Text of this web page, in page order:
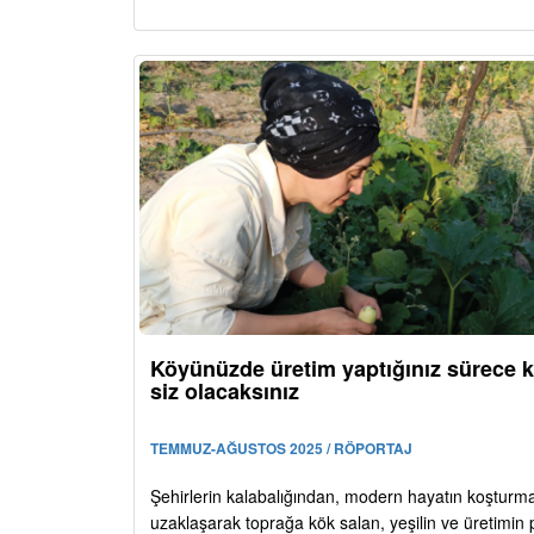
Köyünüzde üretim yaptığınız sürece
siz olacaksınız
TEMMUZ-AĞUSTOS 2025 / RÖPORTAJ
Şehirlerin kalabalığından, modern hayatın
uzaklaşarak toprağa kök salan, yeşilin ve üretimin